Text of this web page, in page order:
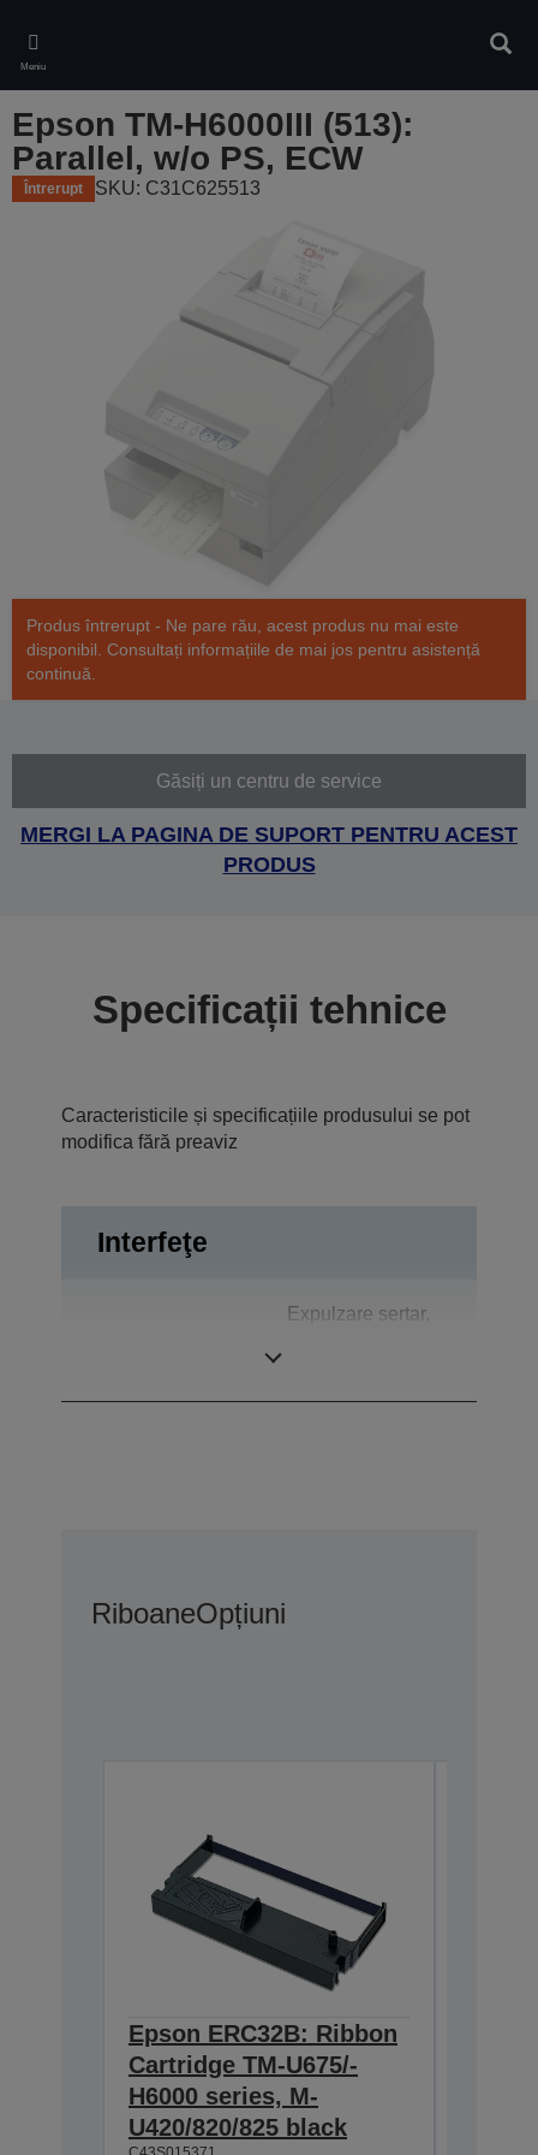
main
content
Meniu
Epson TM-H6000III (513):
Parallel, w/o PS, ECW
Întrerupt SKU: C31C625513
Produs întrerupt - Ne pare rău, acest produs nu mai este
disponibil. Consultați informațiile de mai jos pentru asistență
continuă.
Găsiți un centru de service
MERGI LA PAGINA DE SUPORT PENTRU ACEST
PRODUS
Specificații tehnice
Caracteristicile și specificațiile produsului se pot
modifica fără preaviz
Interfeţe
Expulzare sertar,
RiboaneOpțiuni
Epson ERC32B: Ribbon
Cartridge TM-U675/-
H6000 series, M-
U420/820/825 black